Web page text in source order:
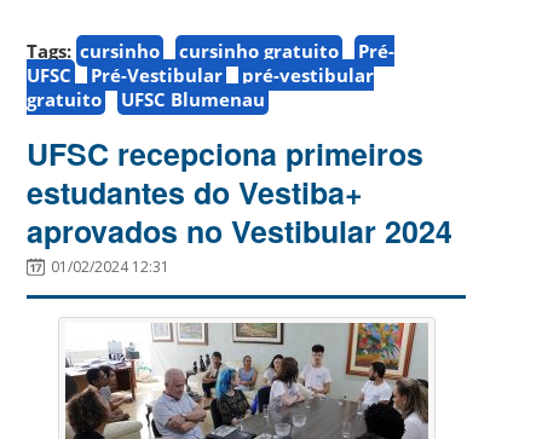
Tags: cursinho cursinho gratuito
Pré-
UFSC
Pré-Vestibular
pré-vestibular
gratuito
UFSC Blumenau
UFSC recepciona primeiros
estudantes do Vestiba+
aprovados no Vestibular 2024
01/02/2024 12:31